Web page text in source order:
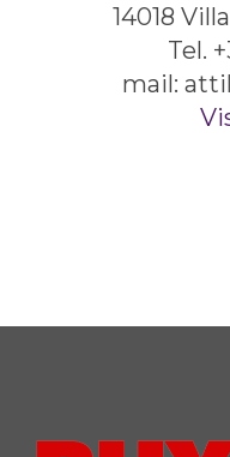
14018
Tel.
mail: